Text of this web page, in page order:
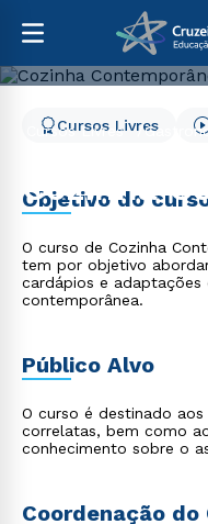
Cursos Livres
Cozinha
Cursos Livres
Objetivo do
O curso de Cozinha
tem por objetivo
cardápios e adaptações
contemporânea.
Público Alvo
O curso é destinado
correlatas, bem como
conhecimento sobre o
Coordenação do